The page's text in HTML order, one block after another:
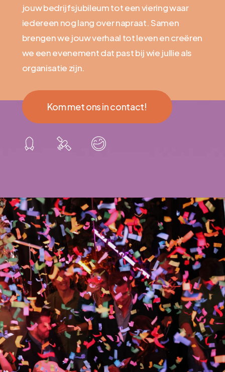
jouw bedrijfsjubileum tot een viering waar
iedereen nog lang over napraat. Samen
brengen we jouw verhaal tot leven en creëren
we een evenement dat past bij wie jullie als
organisatie zijn.
Kom met ons in contact!